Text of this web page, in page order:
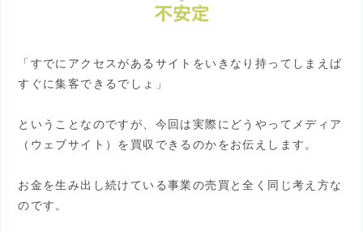
「すでにアクセスがあるサイトをいきなり持ってしまえば
すぐに集客できるでしょ」
ということなのですが、今回は実際にどうやってメディア
（ウェブサイト）を買収できるのかをお伝えします。
お金を生み出し続けている事業の売買と全く同じ考え方な
のです。